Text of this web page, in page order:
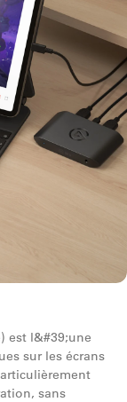
est l&#39;une
sur les écrans
sans